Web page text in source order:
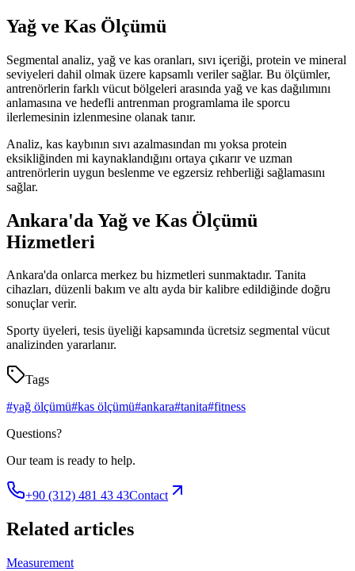
Yağ ve Kas Ölçümü
Segmental analiz, yağ ve kas oranları, sıvı içeriği, protein ve mineral
seviyeleri dahil olmak üzere kapsamlı veriler sağlar. Bu ölçümler,
antrenörlerin farklı vücut bölgeleri arasında yağ ve kas dağılımını
anlamasına ve hedefli antrenman programlama ile sporcu
ilerlemesinin izlenmesine olanak tanır.
Analiz, kas kaybının sıvı azalmasından mı yoksa protein
eksikliğinden mi kaynaklandığını ortaya çıkarır ve uzman
antrenörlerin uygun beslenme ve egzersiz rehberliği sağlamasını
sağlar.
Ankara'da Yağ ve Kas Ölçümü
Hizmetleri
Ankara'da onlarca merkez bu hizmetleri sunmaktadır. Tanita
cihazları, düzenli bakım ve altı ayda bir kalibre edildiğinde doğru
sonuçlar verir.
Sporty üyeleri, tesis üyeliği kapsamında ücretsiz segmental vücut
analizinden yararlanır.
Tags
#yağ ölçümü#kas ölçümü#ankara#tanita#fitness
Questions?
Our team is ready to help.
+90 (312) 481 43 43Contact
Related articles
Measurement